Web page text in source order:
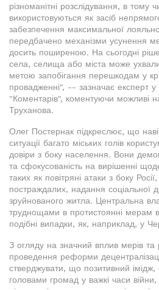
різноманітні розслідування, в тому
використовуються як засіб
забезпечення максимальної
передбачено механізми усунення
досить поширеною. На сьогодні
села, селища або міста може
метою запобігання перешкодам у
провадженні", -- зазначає експерт у
"Коментарів", коментуючи можливі
Труханова.
Олег Постернак підкреслює, що
ситуації багато міських голів
довіри з боку населення. Вони
та сфокусованість на вирішенні
таких як повітряні атаки з боку
постраждалих, надання соціальної
зруйнованого житла. Центральна
труднощами в протистоянні мерам
подібні випадки, як, наприклад, у
З огляду на значний вплив мерів та
проведення реформи
стверджувати, що позитивний
головами громад у важкі часи війни,